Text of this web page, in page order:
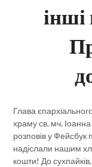
інші
Глава
храму св. мч.
розповів у Фейсбук
надіслали нашим
кошти! До